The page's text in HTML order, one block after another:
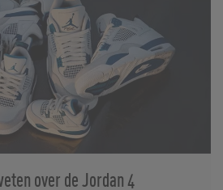
over de Jordan 4